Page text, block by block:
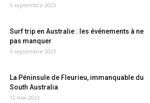
5 septembre 2023
Surf trip en Australie : les événements à ne
pas manquer
5 septembre 2023
La Péninsule de Fleurieu, immanquable du
South Australia
12 mai 2023